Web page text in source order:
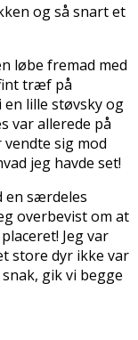
og så snart et
løbe fremad med
træf på
lille støvsky og
var allerede på
sig mod
jeg havde set!
en særdeles
overbevist om at
Jeg var
store dyr ikke var
gik vi begge